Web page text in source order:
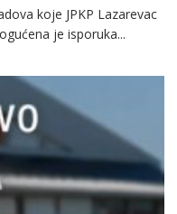
koje JPKP Lazarevac
je isporuka...